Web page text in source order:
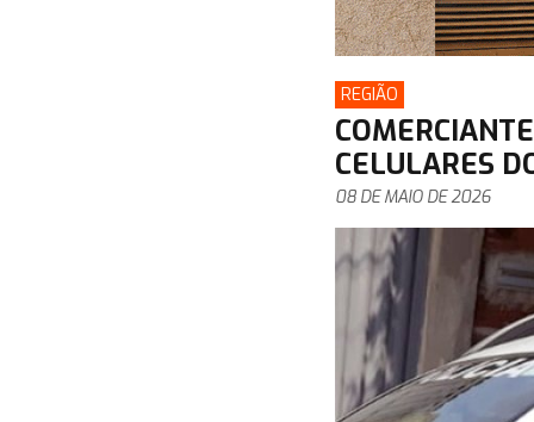
REGIÃO
CELULARES
08 DE MAIO DE 2026